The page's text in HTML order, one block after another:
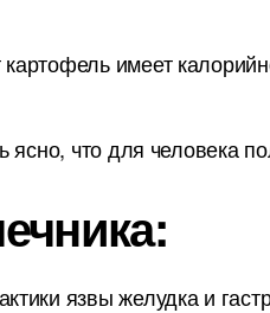
имеет
что для человека
язвы желудка и